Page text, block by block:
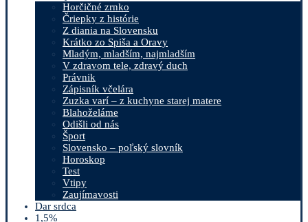
Horčičné zrnko
Čriepky z histórie
Z diania na Slovensku
Krátko zo Spiša a Oravy
Mladým, mladším, najmladším
V zdravom tele, zdravý duch
Právnik
Zápisník včelára
Zuzka varí – z kuchyne starej matere
Blahoželáme
Odišli od nás
Šport
Slovensko – poľský slovník
Horoskop
Test
Vtipy
Zaujímavosti
Dar srdca
1,5%